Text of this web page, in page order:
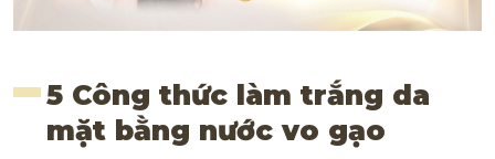
5 Công thức làm trắng da
mặt bằng nước vo gạo